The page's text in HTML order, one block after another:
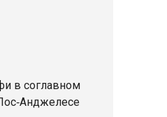
в соглавном